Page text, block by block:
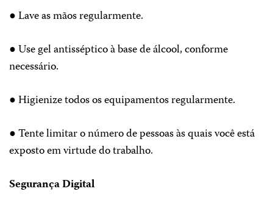
● Lave as mãos regularmente.
● Use gel antisséptico à base de álcool, conforme
necessário.
● Higienize todos os equipamentos regularmente.
● Tente limitar o número de pessoas às quais você está
exposto em virtude do trabalho.
Segurança Digital